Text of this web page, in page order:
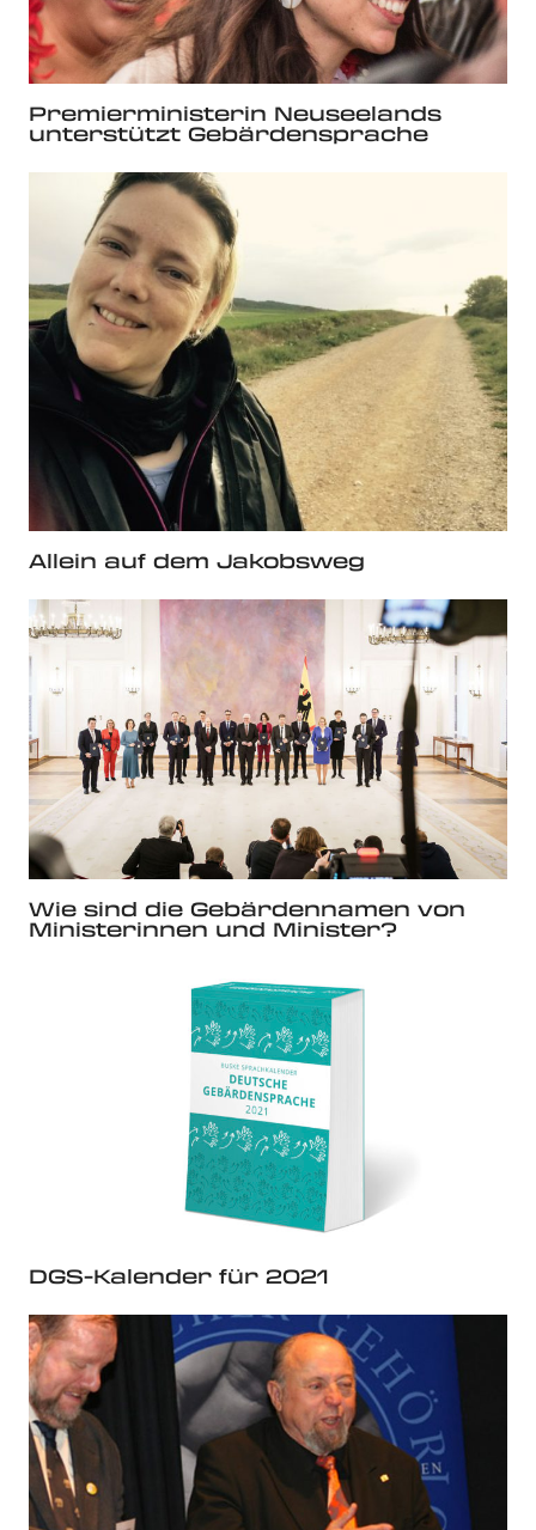
Premierministerin Neuseelands
unterstützt Gebärdensprache
Allein auf dem Jakobsweg
Wie sind die Gebärdennamen von
Ministerinnen und Minister?
DGS-Kalender für 2021